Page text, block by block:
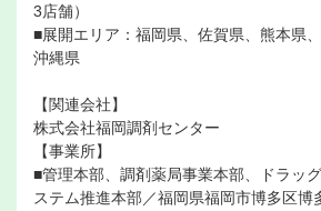
3店舗）
■展開エリア：福岡県、佐賀県、熊本県
沖縄県
【関連会社】
株式会社福岡調剤センター
【事業所】
■管理本部、調剤薬局事業本部、ドラッ
ステム推進本部／福岡県福岡市博多区博